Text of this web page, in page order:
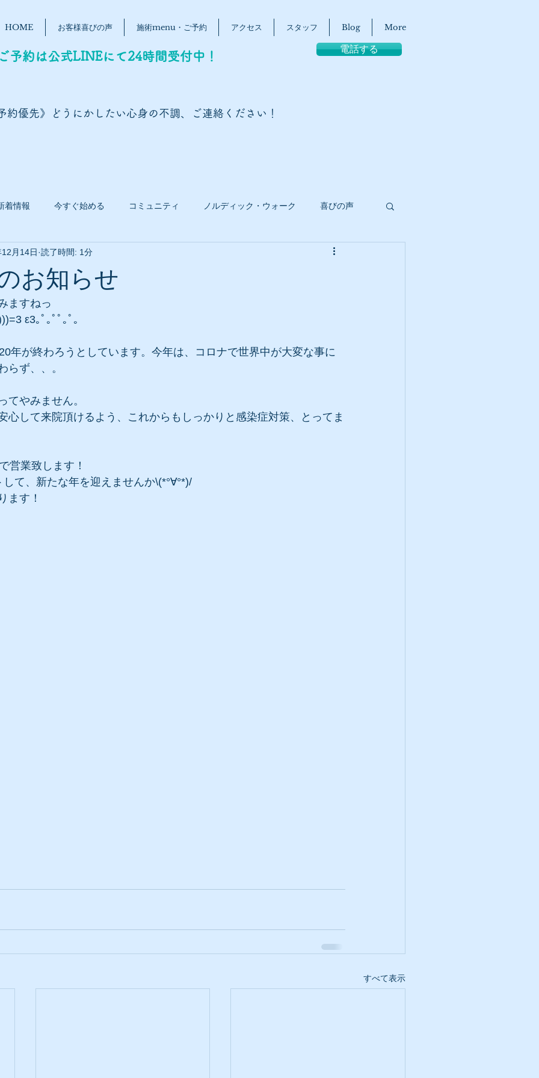
HOME お客様喜びの声 施術menu・ご予約 アクセス スタッフ Blog More
予約は公式LINEにて24時間受付中！
電話する
約優先》どうにかしたい心身の不調、ご連絡ください！
着情報 今すぐ始める コミュニティ ノルディック・ウォーク 喜びの声
お知らせ
月14日 読了時間: 1分
ますねっ
ε3｡ﾟ｡ﾟﾟ｡ﾟ｡
年が終わろうとしています。今年は、コロナで世界中が大変な事に
らず、、。
てやみません。
心して来院頂けるよう、これからもしっかりと感染症対策、とってま
営業致します！
て、新たな年を迎えませんか\(*°∀°*)/
ます！
すべて表示